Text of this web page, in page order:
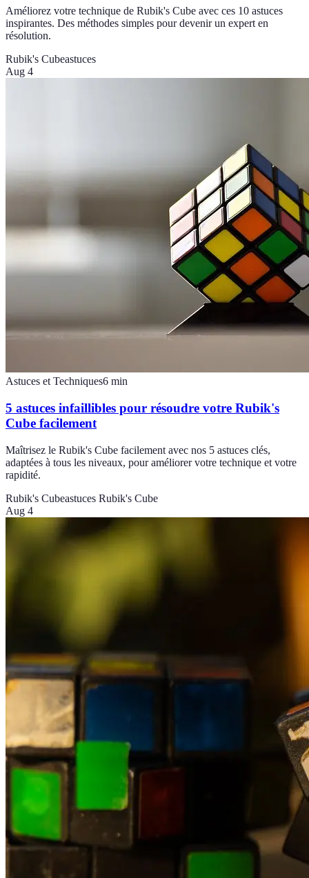
Améliorez votre technique de Rubik's Cube avec ces 10 astuces
inspirantes. Des méthodes simples pour devenir un expert en
résolution.
Rubik's Cubeastuces
Aug 4
Astuces et Techniques6 min
5 astuces infaillibles pour résoudre votre Rubik's
Cube facilement
Maîtrisez le Rubik's Cube facilement avec nos 5 astuces clés,
adaptées à tous les niveaux, pour améliorer votre technique et votre
rapidité.
Rubik's Cubeastuces Rubik's Cube
Aug 4